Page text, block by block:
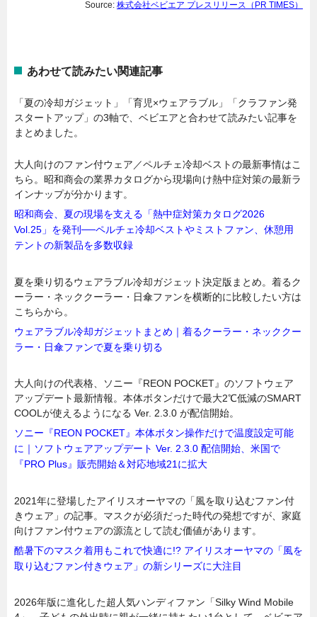
Source: 株式会社ベビエア プレスリリース（PR TIMES）
あわせて読みたい関連記事
「夏の冷却ガジェット」「育児×ウェアラブル」「クラファン発
スタートアップ」の3軸で、ベビエアと合わせて読みたい記事を
まとめました。
大人向けのファン付ウェア／ペルチェ冷却ベストの最新事情はこ
ちら。昭和商会の業界カタログから現場向け熱中症対策の最新ラ
インナップが分かります。
昭和商会、夏の現場を支える「熱中症対策カタログ2026
Vol.25」を発刊──ペルチェ冷却ベストやミストファン、休憩用
テントの新製品を多数収録
夏を乗り切るウェアラブル冷却ガジェット決定版まとめ。着るク
ーラー・ネッククーラー・日傘ファンを横断的に比較したい方は
こちらから。
ウェアラブル冷却ガジェットまとめ｜着るクーラー・ネッククー
ラー・日傘ファンで夏を乗り切る
大人向けの代表格、ソニー『REON POCKET』のソフトウェア
アップデート最新情報。本体ボタンだけで最大2℃低減のSMART
COOLが使えるようになる Ver. 2.3.0 が配信開始。
ソニー『REON POCKET』本体ボタン操作だけで温度設定可能
に｜ソフトウェアアップデート Ver. 2.3.0 配信開始、米国で
『PRO Plus』販売開始＆対応地域21に拡大
2021年に登場したアイリスオーヤマの「風を取り込むファン付
きウェア」の記事。マスクが必須だった時代の発想ですが、家庭
向けファン付ウェアの源流として読む価値があります。
酷暑下のマスク着用もこれで快適に!? アイリスオーヤマの「風を
取り込むファン付きウェア」の新シリーズに大注目
2026年版に進化した超人気ハンディファン「Silky Wind Mobile